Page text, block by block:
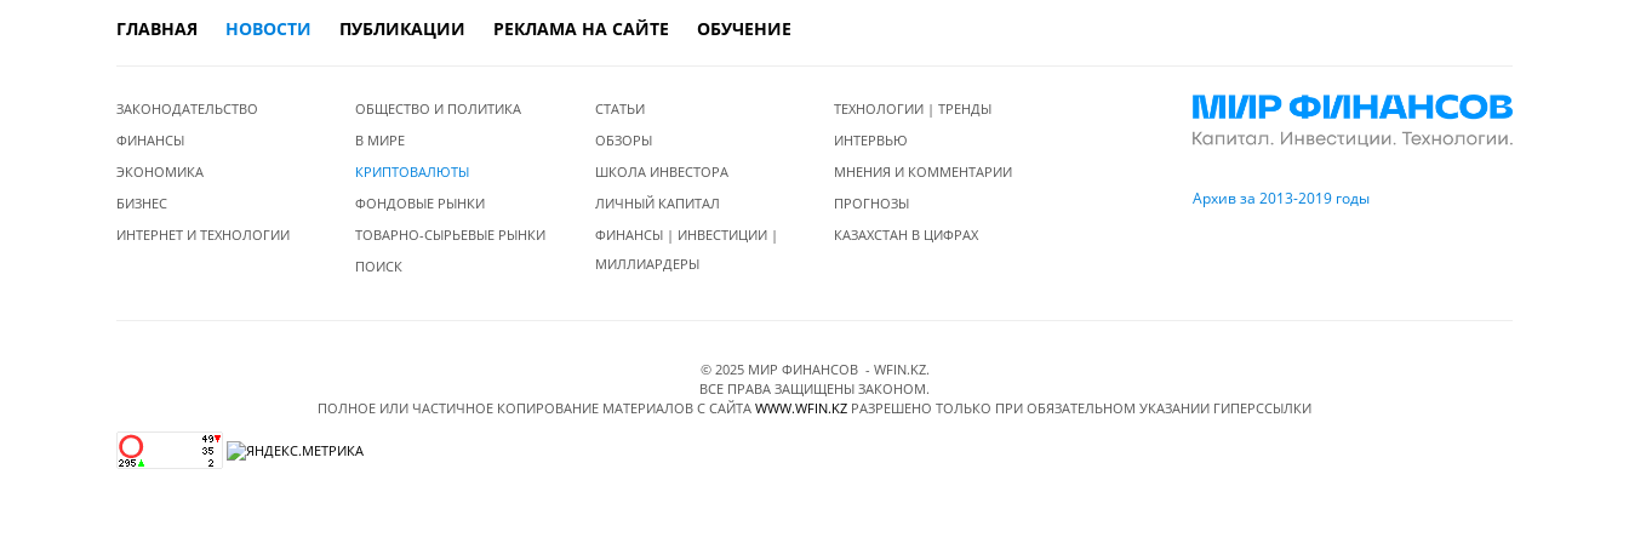
ГЛАВНАЯ НОВОСТИ ПУБЛИКАЦИИ РЕКЛАМА НА САЙТЕ ОБУЧЕНИЕ
ЗАКОНОДАТЕЛЬСТВО
ФИНАНСЫ
ЭКОНОМИКА
БИЗНЕС
ИНТЕРНЕТ И ТЕХНОЛОГИИ
ОБЩЕСТВО И ПОЛИТИКА
В МИРЕ
КРИПТОВАЛЮТЫ
ФОНДОВЫЕ РЫНКИ
ТОВАРНО-СЫРЬЕВЫЕ РЫНКИ
ПОИСК
СТАТЬИ
ОБЗОРЫ
ШКОЛА ИНВЕСТОРА
ЛИЧНЫЙ КАПИТАЛ
ФИНАНСЫ | ИНВЕСТИЦИИ |
МИЛЛИАРДЕРЫ
ТЕХНОЛОГИИ | ТРЕНДЫ
ИНТЕРВЬЮ
МНЕНИЯ И КОММЕНТАРИИ
ПРОГНОЗЫ
КАЗАХСТАН В ЦИФРАХ
Архив за 2013-2019 годы
© 2025 МИР ФИНАНСОВ - WFIN.KZ.
ВСЕ ПРАВА ЗАЩИЩЕНЫ ЗАКОНОМ.
ПОЛНОЕ ИЛИ ЧАСТИЧНОЕ КОПИРОВАНИЕ МАТЕРИАЛОВ C САЙТА WWW.WFIN.KZ РАЗРЕШЕНО ТОЛЬКО ПРИ ОБЯЗАТЕЛЬНОМ УКАЗАНИИ ГИПЕРССЫЛКИ